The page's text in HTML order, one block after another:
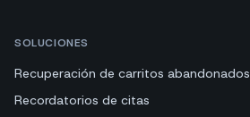
SOLUCIONES
Recuperación de carritos abandonados
Recordatorios de citas